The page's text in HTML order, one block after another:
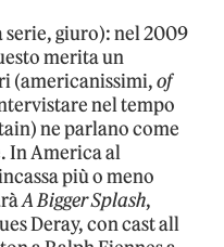
giuro): nel 2009
merita un
(americanissimi,of
nel tempo
ne parlano come
In America al
più o meno
A Bigger Splash,
Deray, con cast all